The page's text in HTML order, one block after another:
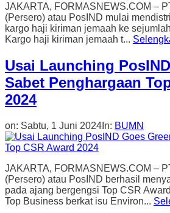
JAKARTA, FORMASNEWS.COM –
(Persero) atau PosIND mulai
kargo haji kiriman jemaah ke
Kargo haji kiriman jemaah t...
Usai Launching
Sabet Penghargaan
2024
on: Sabtu, 1 Juni 2024 In: BUMN
JAKARTA, FORMASNEWS.COM –
(Persero) atau PosIND berhasil
pada ajang bergengsi Top CSR
Top Business berkat isu Environ...